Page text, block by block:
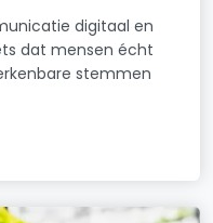
digitaal en
dat mensen écht
stemmen